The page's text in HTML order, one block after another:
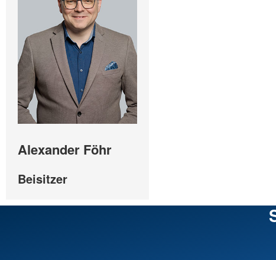
Alexander Föhr
Beisitzer